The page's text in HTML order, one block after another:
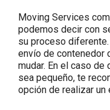
Moving Services
podemos decir con
su proceso
envío de contenedor
mudar. En el caso de
sea pequeño, te
opción de realizar un